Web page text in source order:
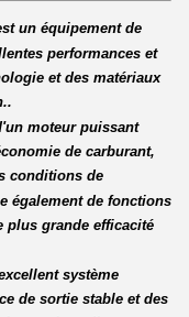
un équipement de
performances et
et des matériaux
moteur puissant
de carburant,
conditions de
également de fonctions
plus grande efficacité
système
de sortie stable et des